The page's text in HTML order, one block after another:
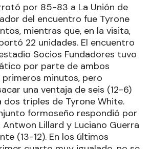
por 85-83 a La Unión de
del encuentro fue Tyrone
mientras que, en la visita,
22 unidades. El encuentro
Socios Fundadores tuvo
por parte de ambos
minutos, pero
una ventaja de seis (12-6)
dos triples de Tyrone White.
formoseño respondió por
Lillard y Luciano Guerra
(13-12). En los últimos